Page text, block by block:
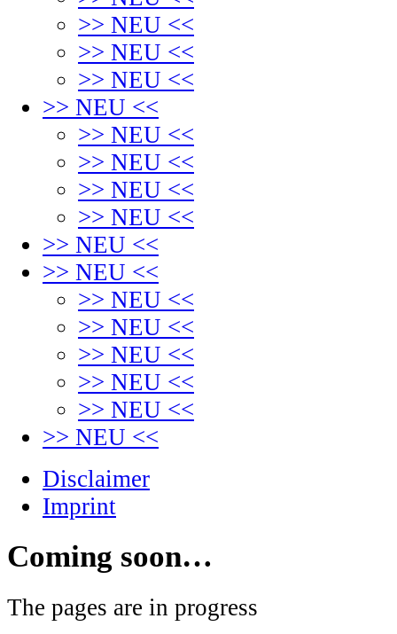
>> NEU <<
>> NEU <<
>> NEU <<
>> NEU <<
>> NEU <<
>> NEU <<
>> NEU <<
>> NEU <<
>> NEU <<
>> NEU <<
>> NEU <<
>> NEU <<
>> NEU <<
>> NEU <<
>> NEU <<
>> NEU <<
Disclaimer
Imprint
Coming soon…
The pages are in progress